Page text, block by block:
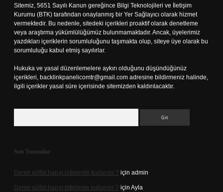
Sitemiz, 5651 Sayılı Kanun gereğince Bilgi Teknolojileri ve İletişim
Kurumu (BTK) tarafından onaylanmış bir Yer Sağlayıcı olarak hizmet
vermektedir. Bu nedenle, sitedeki içerikleri proaktif olarak denetleme
veya araştırma yükümlülüğümüz bulunmamaktadır. Ancak, üyelerimiz
yazdıkları içeriklerin sorumluluğunu taşımakta olup, siteye üye olarak bu
sorumluluğu kabul etmiş sayılırlar.
Hukuka ve yasal düzenlemelere aykırı olduğunu düşündüğünüz
içerikleri, backlinkpanelicomtr@gmail.com adresine bildirmeniz halinde,
ilgili içerikler yasal süre içerisinde sitemizden kaldırılacaktır.
Son Yorumlar
Demir sülfat hangi bitkilerde kullanılır ? için admin
Demir sülfat hangi bitkilerde kullanılır ? için Ayla